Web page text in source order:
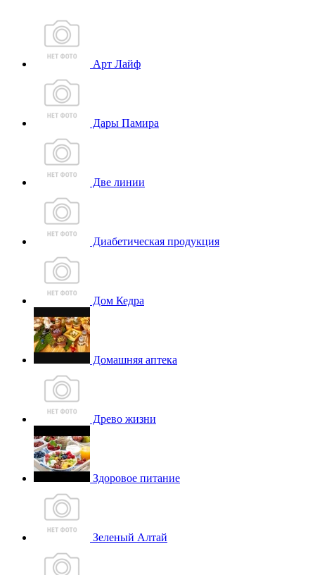
Арт Лайф
Дары Памира
Две линии
Диабетическая продукция
Дом Кедра
Домашняя аптека
Древо жизни
Здоровое питание
Зеленый Алтай